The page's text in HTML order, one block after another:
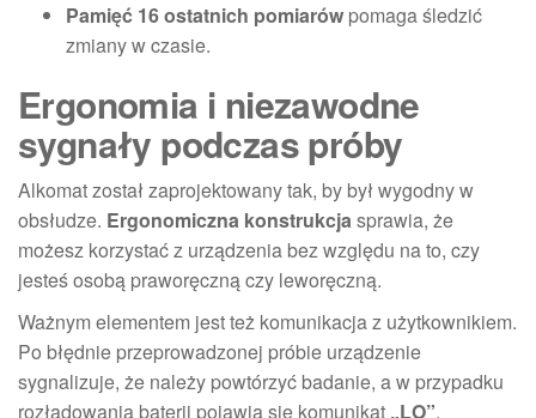
Pamięć 16 ostatnich pomiarów pomaga śledzić
zmiany w czasie.
Ergonomia i niezawodne
sygnały podczas próby
Alkomat został zaprojektowany tak, by był wygodny w
obsłudze. Ergonomiczna konstrukcjasprawia, że
możesz korzystać z urządzenia bez względu na to, czy
jesteś osobą praworęczną czy leworęczną.
Ważnym elementem jest też komunikacja z użytkownikiem.
Po błędnie przeprowadzonej próbie urządzenie
sygnalizuje, że należy powtórzyć badanie, a w przypadku
rozładowania baterii pojawia się komunikat „LO”.